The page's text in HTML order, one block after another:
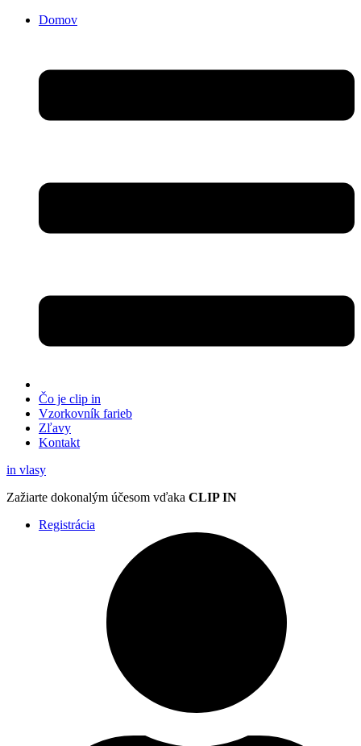
Domov
Čo je clip in
Vzorkovník farieb
Zľavy
Kontakt
in vlasy
Zažiarte dokonalým účesom vďaka CLIP IN
Registrácia